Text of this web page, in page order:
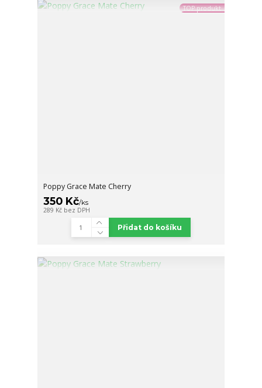
TOP produkt
Poppy Grace Mate Cherry
350 Kč/ks
289 Kč bez DPH
Přidat do košíku